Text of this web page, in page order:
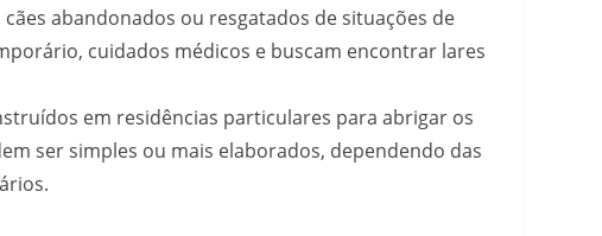
cães abandonados ou resgatados de situações de
cuidados médicos e buscam encontrar lares
em residências particulares para abrigar os
ser simples ou mais elaborados, dependendo das